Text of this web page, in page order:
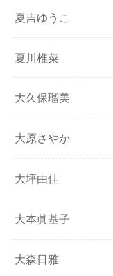
夏吉ゆうこ
夏川椎菜
大久保瑠美
大原さやか
大坪由佳
大本眞基子
大森日雅